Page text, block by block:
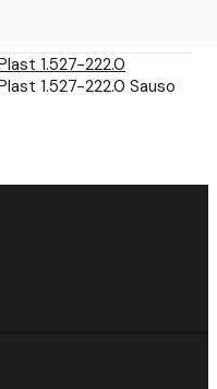
1.527-222.0
1.527-222.0 Sauso